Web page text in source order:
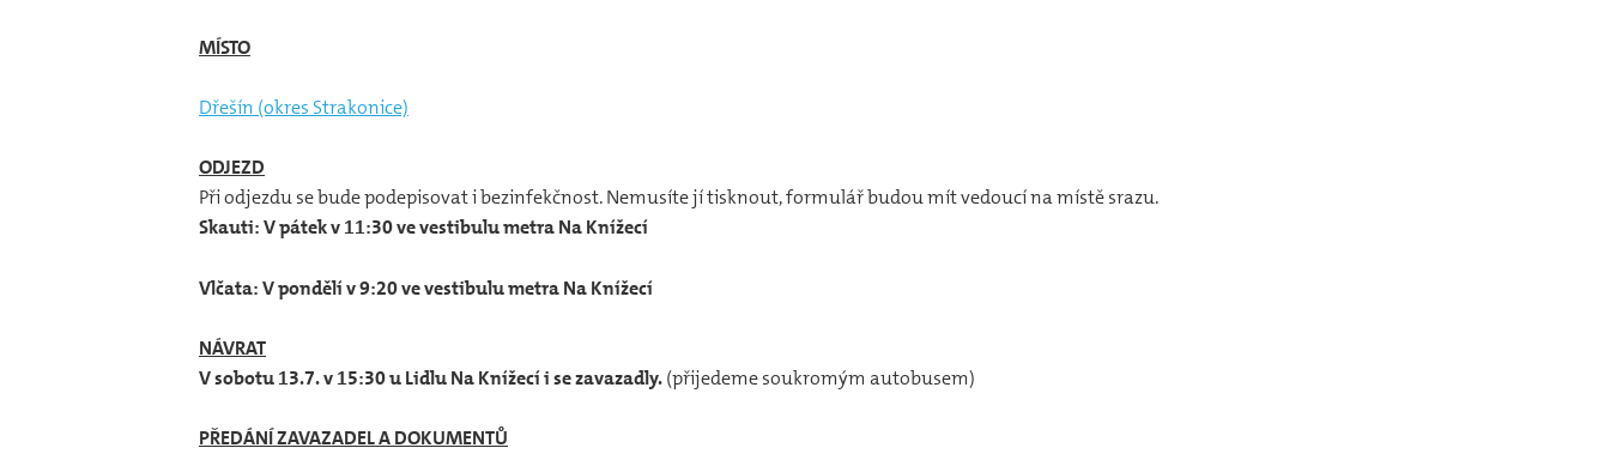
MÍSTO
Dřešín (okres Strakonice)
ODJEZD
Při odjezdu se bude podepisovat i bezinfekčnost. Nemusíte jí tisknout, formulář budou mít vedoucí na místě srazu.
Skauti: V pátek v 11:30 ve vestibulu metra Na Knížecí
Vlčata: V pondělí v 9:20 ve vestibulu metra Na Knížecí
NÁVRAT
V sobotu 13.7. v 15:30 u Lidlu Na Knížecí i se zavazadly.(přijedeme soukromým autobusem)
PŘEDÁNÍ ZAVAZADEL A DOKUMENTŮ